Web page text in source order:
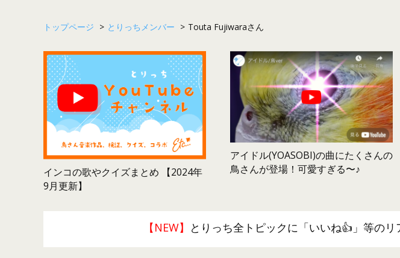
トップページ > とりっちメンバー > Touta Fujiwaraさん
インコの歌やクイズまとめ 【2024年
9月更新】
アイドル(YOASOBI)の曲にたくさんの
鳥さんが登場！可愛すぎる〜♪
【NEW】 とりっち全トピックに「いいね👍」等の